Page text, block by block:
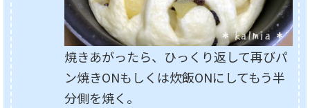
焼きあがったら、ひっくり返して再びパ
ン焼きONもしくは炊飯ONにしてもう半
分側を焼く。